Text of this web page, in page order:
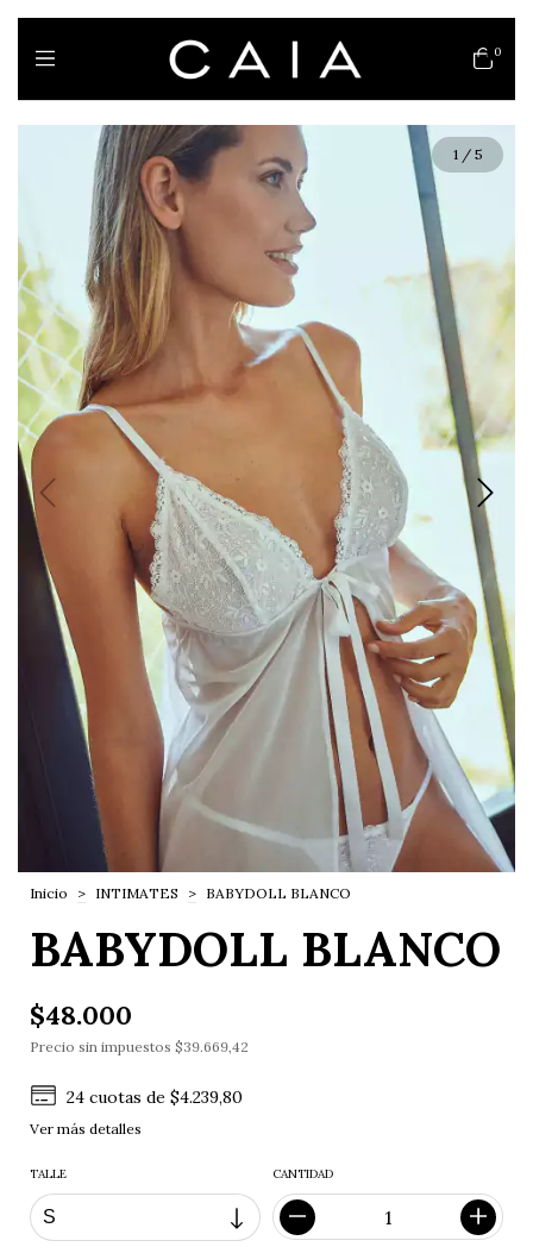
0
1/ 5
Inicio > INTIMATES > BABYDOLL BLANCO
BABYDOLL BLANCO
$48.000
Precio sin impuestos $39.669,42
24 cuotas de$4.239,80
Ver más detalles
TALLE CANTIDAD